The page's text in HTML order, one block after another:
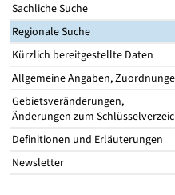
Sachliche Suche
Regionale Suche
Kürzlich bereitgestellte Daten
Allgemeine Angaben,
Gebietsveränderungen,
Änderungen zum
Definitionen und Erläuterungen
Newsletter